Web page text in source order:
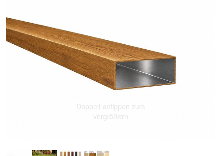
Doppelt antippen zum
vergrößern